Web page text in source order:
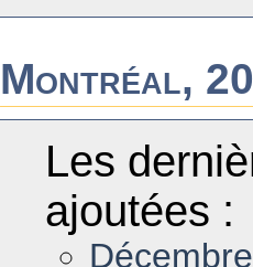
Montréal,
Les
ajoutées :